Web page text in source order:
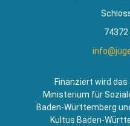
Finanziert wird
Ministerium für
Baden-Württemberg
Kultus Baden-